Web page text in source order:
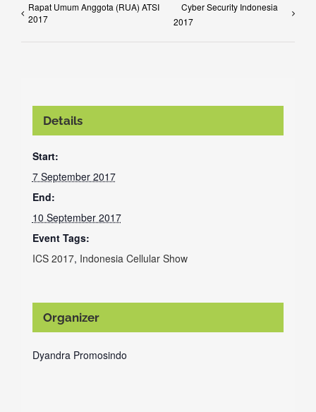
Rapat Umum Anggota (RUA) ATSI
2017
Cyber Security Indonesia
2017
Details
Start:
7 September 2017
End:
10 September 2017
Event Tags:
ICS 2017, Indonesia Cellular Show
Organizer
Dyandra Promosindo